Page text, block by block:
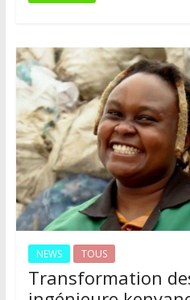
NEWS TOUS
Transformation